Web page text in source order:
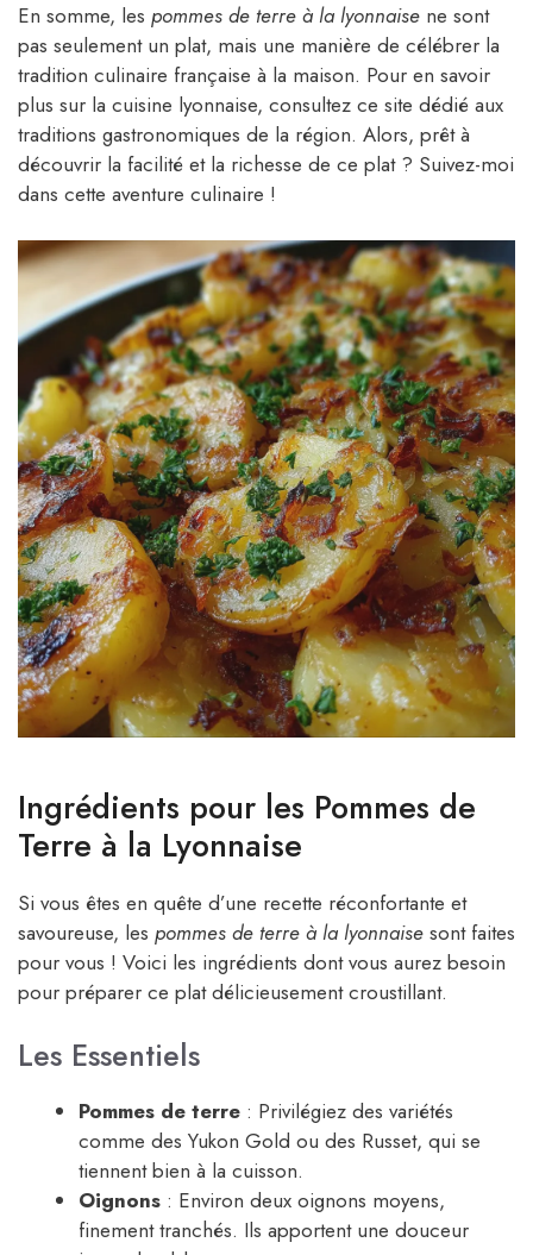
En somme, les pommes de terre à la lyonnaise ne sont
pas seulement un plat, mais une manière de célébrer la
tradition culinaire française à la maison. Pour en savoir
plus sur la cuisine lyonnaise, consultez ce site dédié aux
traditions gastronomiques de la région. Alors, prêt à
découvrir la facilité et la richesse de ce plat ? Suivez-moi
dans cette aventure culinaire !
Ingrédients pour les Pommes de
Terre à la Lyonnaise
Si vous êtes en quête d’une recette réconfortante et
savoureuse, les pommes de terre à la lyonnaise sont faites
pour vous ! Voici les ingrédients dont vous aurez besoin
pour préparer ce plat délicieusement croustillant.
Les Essentiels
Pommes de terre : Privilégiez des variétés
comme des Yukon Gold ou des Russet, qui se
tiennent bien à la cuisson.
Oignons : Environ deux oignons moyens,
finement tranchés. Ils apportent une douceur